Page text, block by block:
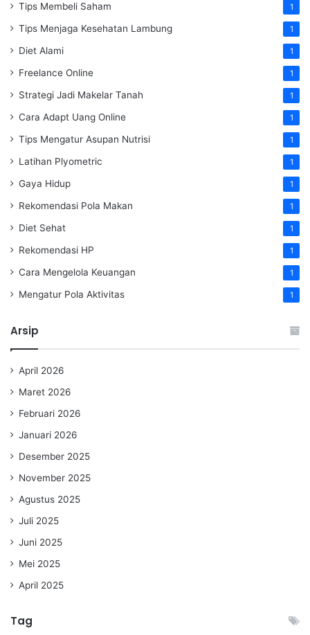
Tips Membeli Saham 1
Tips Menjaga Kesehatan Lambung 1
Diet Alami 1
Freelance Online 1
Strategi Jadi Makelar Tanah 1
Cara Adapt Uang Online 1
Tips Mengatur Asupan Nutrisi 1
Latihan Plyometric 1
Gaya Hidup 1
Rekomendasi Pola Makan 1
Diet Sehat 1
Rekomendasi HP 1
Cara Mengelola Keuangan 1
Mengatur Pola Aktivitas 1
Arsip
April 2026
Maret 2026
Februari 2026
Januari 2026
Desember 2025
November 2025
Agustus 2025
Juli 2025
Juni 2025
Mei 2025
April 2025
Tag